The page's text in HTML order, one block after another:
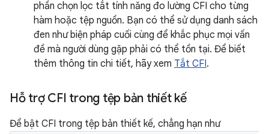
phần chọn lọc tắt tính năng đo lường CFI cho từng
hàm hoặc tệp nguồn. Bạn có thể sử dụng danh sách
đen như biện pháp cuối cùng để khắc phục mọi vấn
đề mà người dùng gặp phải có thể tồn tại. Để biết
thêm thông tin chi tiết, hãy xem Tắt CFI.
Hỗ trợ CFI trong tệp bản thiết kế
Để bật CFI trong tệp bản thiết kế, chẳng hạn như